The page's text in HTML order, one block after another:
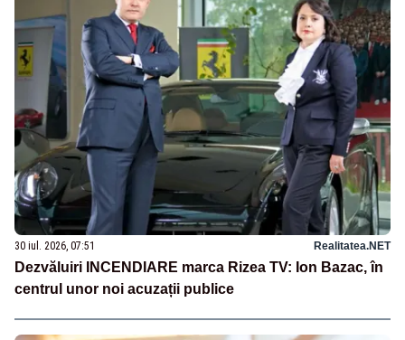
30 iul. 2026, 07:51 Realitatea.NET
Dezvăluiri INCENDIARE marca Rizea TV: Ion Bazac, în
centrul unor noi acuzații publice